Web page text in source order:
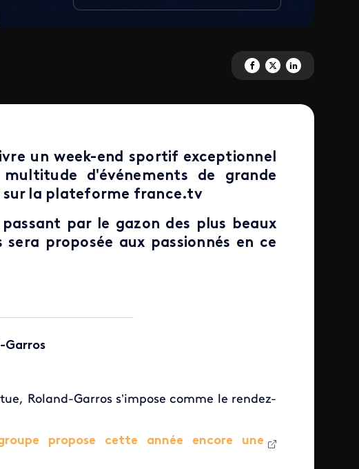
Partagez 'Un week-end XXL
Partagez 'Un week-end
Partagez 'Un
un week-end sportif exceptionnel
d'événements de grande
sur la plateforme france.tv
par le gazon des plus beaux
proposée aux passionnés en ce
Garros
Roland-Garross’impose comme le rendez-
propose cette année encore une